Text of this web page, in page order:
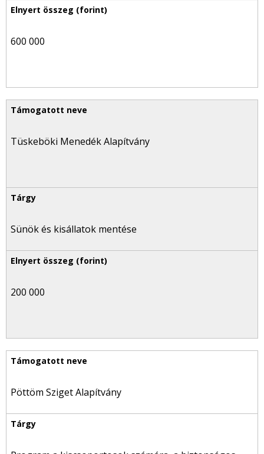
600 000
Tüskeböki Menedék Alapítvány
Sünök és kisállatok mentése
200 000
Pöttöm Sziget Alapítvány